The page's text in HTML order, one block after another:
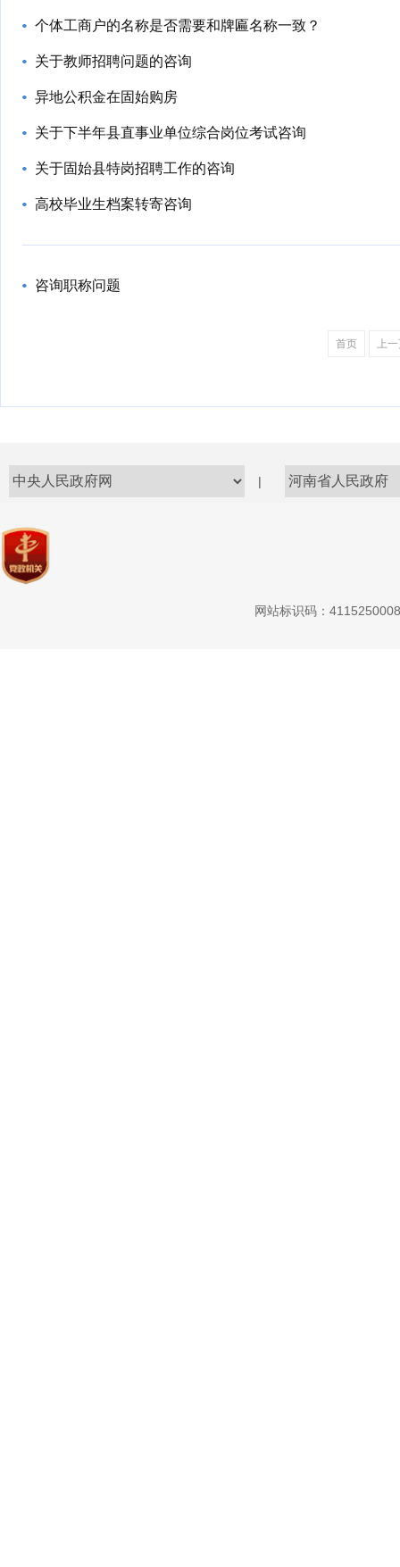
个体工商户的名称是否需要和牌匾名称一致？
关于教师招聘问题的咨询
异地公积金在固始购房
关于下半年县直事业单位综合岗位考试咨询
关于固始县特岗招聘工作的咨询
高校毕业生档案转寄咨询
咨询职称问题
首页 上
|
网站标识码：4115250008